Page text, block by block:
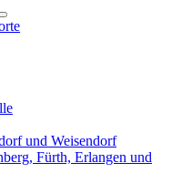
und Weisendorf
Fürth, Erlangen und